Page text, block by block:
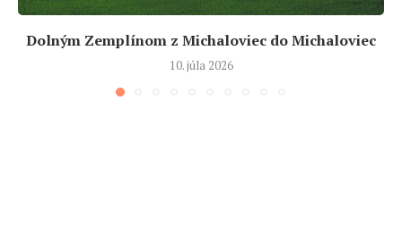
Dolným Zemplínom z Michaloviec do Michaloviec
10. júla 2026